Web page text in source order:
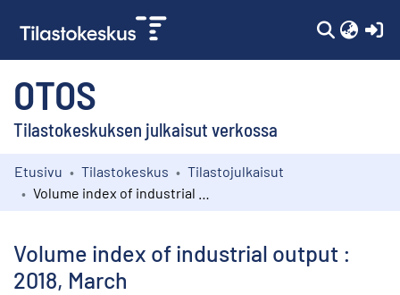
OTOS
Tilastokeskuksen julkaisut verkossa
Kokoelmat
Etusivu Tilastokeskus
Tilastojulkaisut
Volume index of industrial output :
2018, March